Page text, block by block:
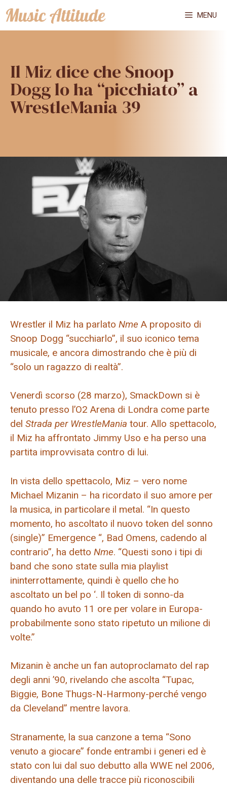
Vai
al
MENU
Il Miz dice che Snoop
Dogg lo ha “picchiato” a
WrestleMania 39
Wrestler il Miz ha parlato Nme A proposito di
Snoop Dogg “succhiarlo”, il suo iconico tema
musicale, e ancora dimostrando che è più di
“solo un ragazzo di realtà”.
Venerdì scorso (28 marzo), SmackDown si è
tenuto presso l’O2 Arena di Londra come parte
del Strada per WrestleMania tour. Allo spettacolo,
il Miz ha affrontato Jimmy Uso e ha perso una
partita improvvisata contro di lui.
In vista dello spettacolo, Miz – vero nome
Michael Mizanin – ha ricordato il suo amore per
la musica, in particolare il metal. “In questo
momento, ho ascoltato il nuovo token del sonno
(single)” Emergence “, Bad Omens, cadendo al
contrario”, ha detto Nme. “Questi sono i tipi di
band che sono state sulla mia playlist
ininterrottamente, quindi è quello che ho
ascoltato un bel po ‘. Il token di sonno-da
quando ho avuto 11 ore per volare in Europa-
probabilmente sono stato ripetuto un milione di
volte.”
Mizanin è anche un fan autoproclamato del rap
degli anni ’90, rivelando che ascolta “Tupac,
Biggie, Bone Thugs-N-Harmony-perché vengo
da Cleveland” mentre lavora.
Stranamente, la sua canzone a tema “Sono
venuto a giocare” fonde entrambi i generi ed è
stato con lui dal suo debutto alla WWE nel 2006,
diventando una delle tracce più riconoscibili